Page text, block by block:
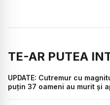
TE-AR PUTEA
UPDATE: Cutremur cu
puțin 37 oameni au murit și